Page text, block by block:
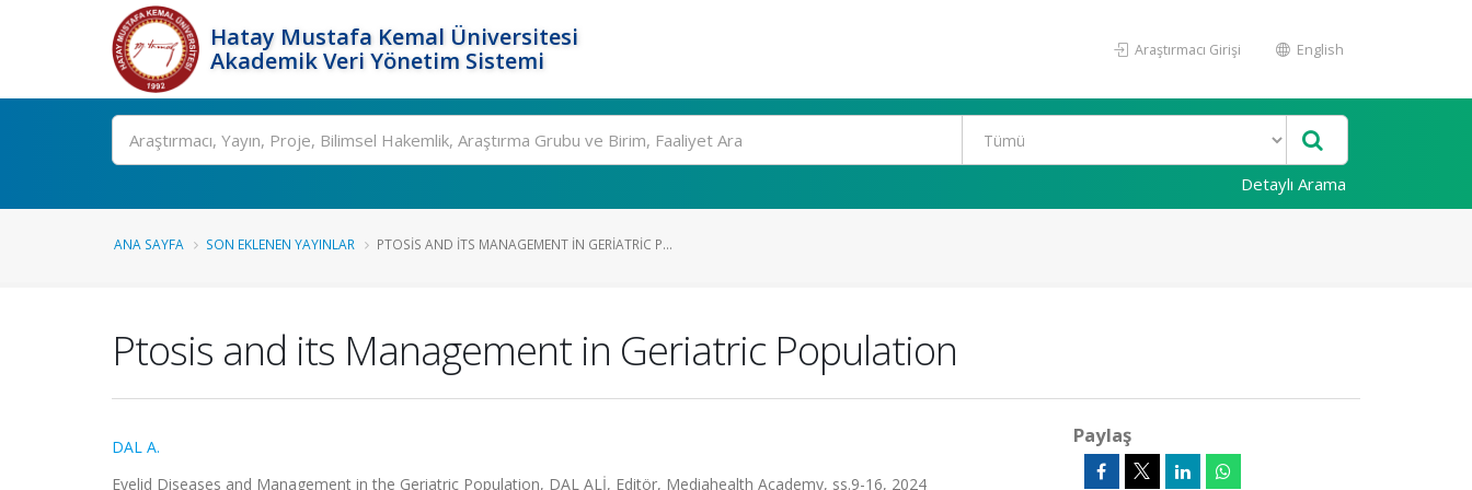
Hatay Mustafa Kemal Üniversitesi
Akademik Veri Yönetim Sistemi
Araştırmacı Girişi English
Ara
Detaylı Arama
ANA SAYFA SON EKLENEN YAYINLAR PTOSIS AND ITS MANAGEMENT IN GERIATRIC P...
Ptosis and its Management in Geriatric Population
DAL A.
Eyelid Diseases and Management in the Geriatric Population, DAL ALİ, Editör, Mediahealth Academy, ss.9-16, 2024
Paylaş